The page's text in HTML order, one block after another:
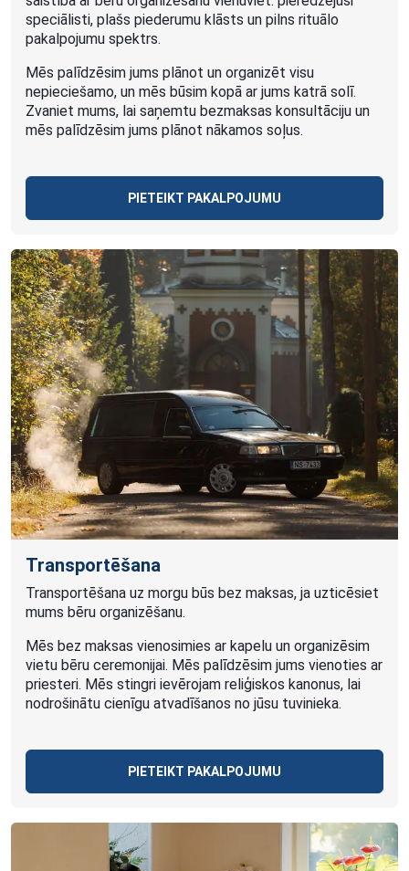
speciālisti, plašs piederumu klāsts un pilns rituālo
pakalpojumu spektrs.
Mēs palīdzēsim jums plānot un organizēt visu
nepieciešamo, un mēs būsim kopā ar jums katrā solī.
Zvaniet mums, lai saņemtu bezmaksas konsultāciju un
mēs palīdzēsim jums plānot nākamos soļus.
PIETEIKT PAKALPOJUMU
Transportēšana
Transportēšana uz morgu būs bez maksas, ja uzticēsiet
mums bēru organizēšanu.
Mēs bez maksas vienosimies ar kapelu un organizēsim
vietu bēru ceremonijai. Mēs palīdzēsim jums vienoties ar
priesteri. Mēs stingri ievērojam reliģiskos kanonus, lai
nodrošinātu cienīgu atvadīšanos no jūsu tuvinieka.
PIETEIKT PAKALPOJUMU